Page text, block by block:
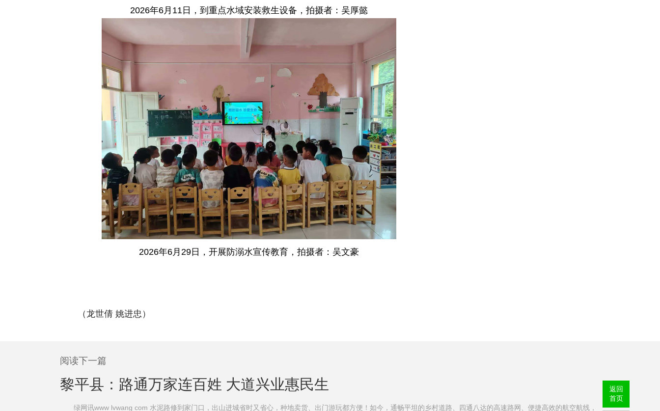
2026年6月11日，到重点水域安装救生设备，拍摄者：吴厚懿
2026年6月29日，开展防溺水宣传教育，拍摄者：吴文豪
（龙世倩 姚进忠）
阅读下一篇
黎平县：路通万家连百姓 大道兴业惠民生
绿网讯www lvwang com 水泥路修到家门口，出山进城省时又省心，种地卖货、出门游玩都方便！如今，通畅平坦的乡村道路、四通八达的高速路网、便捷高效的航空航线，
返回
首页